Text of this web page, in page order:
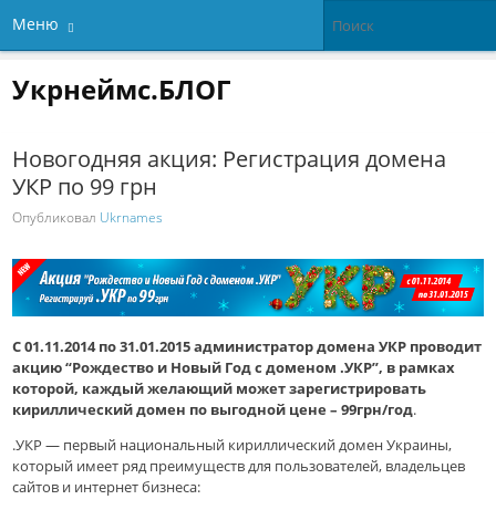
Меню
Укрнеймс.БЛОГ
Новогодняя акция: Регистрация домена
УКР по 99 грн
Опубликовал Ukrnames
С 01.11.2014 по 31.01.2015 администратор домена УКР проводит
акцию “Рождество и Новый Год с доменом .УКР”, в рамках
которой, каждый желающий может зарегистрировать
кириллический домен по выгодной цене – 99грн/год.
.УКР — первый национальный кириллический домен Украины,
который имеет ряд преимуществ для пользователей, владельцев
сайтов и интернет бизнеса: